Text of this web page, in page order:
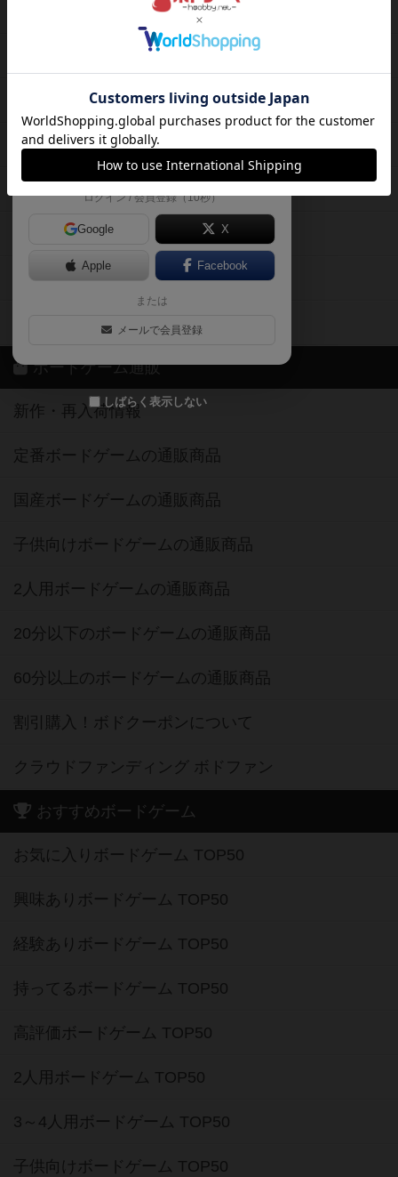
自分のデータを管理しませんか？
がボドゲーマを利用中！
気になるゲームのレビューを読む
お気に入り作品・所有リストの共
有
ログイン / 会員登録（10秒）
Google X
Apple Facebook
または
メールで会員登録
しばらく表示しない
ボードゲームを検索する
ボードゲームの新着レビュー
ボードゲーム会情報
メカニクス特集
ボドとも・会員一覧
ボードゲーム業界コラム
ボドゲーマご利用案内
ボードゲーム通販
新作・再入荷情報
定番ボードゲームの通販商品
国産ボードゲームの通販商品
子供向けボードゲームの通販商品
2人用ボードゲームの通販商品
20分以下のボードゲームの通販商品
60分以上のボードゲームの通販商品
割引購入！ボドクーポンについて
クラウドファンディング ボドファン
おすすめボードゲーム
お気に入りボードゲーム TOP50
興味ありボードゲーム TOP50
経験ありボードゲーム TOP50
持ってるボードゲーム TOP50
高評価ボードゲーム TOP50
2人用ボードゲーム TOP50
3～4人用ボードゲーム TOP50
子供向けボードゲーム TOP50